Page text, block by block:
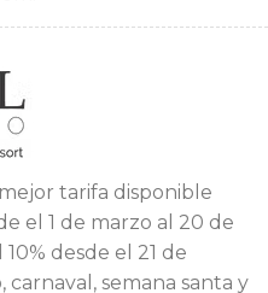
tarifa disponible
el 1 de marzo al 20 de
desde el 21 de
semana santa y